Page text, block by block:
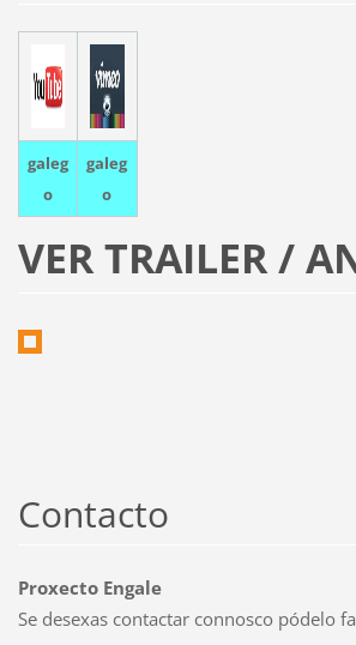
galeg
o
galeg
o
VER TRAILER /
Contacto
Proxecto Engale
Se desexas contactar connosco pódelo